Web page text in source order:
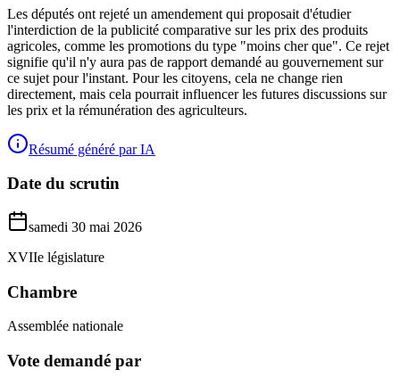
Les députés ont rejeté un amendement qui proposait d'étudier
l'interdiction de la publicité comparative sur les prix des produits
agricoles, comme les promotions du type "moins cher que". Ce rejet
signifie qu'il n'y aura pas de rapport demandé au gouvernement sur
ce sujet pour l'instant. Pour les citoyens, cela ne change rien
directement, mais cela pourrait influencer les futures discussions sur
les prix et la rémunération des agriculteurs.
Résumé généré par IA
Date du scrutin
samedi 30 mai 2026
XVIIe législature
Chambre
Assemblée nationale
Vote demandé par